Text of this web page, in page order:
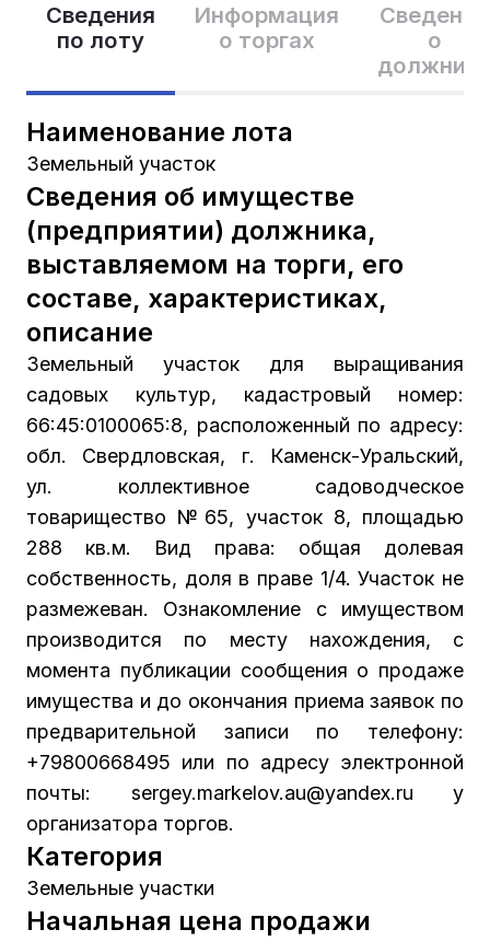
Сведения
по лоту
Информация
о торгах
Сведения
о
Наименование лота
Земельный участок
Сведения об имуществе
(предприятии) должника,
выставляемом на торги, его
составе, характеристиках,
описание
Земельный участок для выращивания
садовых культур, кадастровый номер:
66:45:0100065:8, расположенный по адресу:
обл. Свердловская, г. Каменск-Уральский,
ул. коллективное садоводческое
товарищество №65, участок 8, площадью
288 кв.м. Вид права: общая долевая
собственность, доля в праве 1/4. Участок не
размежеван. Ознакомление с имуществом
производится по месту нахождения, с
момента публикации сообщения о продаже
имущества и до окончания приема заявок по
предварительной записи по телефону:
+79800668495 или по адресу электронной
почты: sergey.markelov.au@yandex.ru у
организатора торгов.
Категория
Земельные участки
Начальная цена продажи